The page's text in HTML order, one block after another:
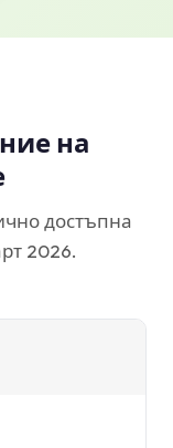
на
достъпна
2026.